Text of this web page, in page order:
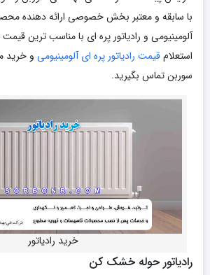
با سابقه و معتبر بخش خصوصی ارائه دهنده
آلومینیومی و رادیاتور پره ای با مناسب ترین
استعلامقیمت رادیاتور پره ای آلومینیومی و خرید
سوربن تماس بگیرید.
خرید رادیاتور
رادیاتور حوله خشک کن